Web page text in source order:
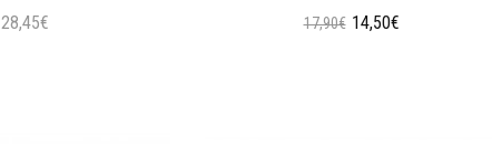
28,45€ 17,90€ 14,50€